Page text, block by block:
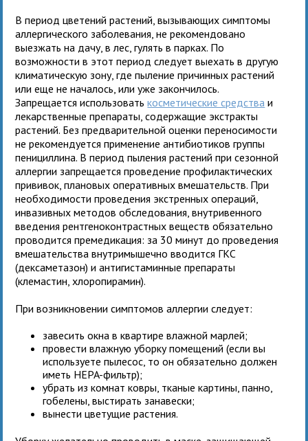
В период цветений растений, вызывающих симптомы
аллергического заболевания, не рекомендовано
выезжать на дачу, в лес, гулять в парках. По
возможности в этот период следует выехать в другую
климатическую зону, где пыление причинных растений
или еще не началось, или уже закончилось.
Запрещается использоватькосметические средства и
лекарственные препараты, содержащие экстракты
растений. Без предварительной оценки переносимости
не рекомендуется применение антибиотиков группы
пенициллина. В период пыления растений при сезонной
аллергии запрещается проведение профилактических
прививок, плановых оперативных вмешательств. При
необходимости проведения экстренных операций,
инвазивных методов обследования, внутривенного
введения рентгеноконтрастных веществ обязательно
проводится премедикация: за 30 минут до проведения
вмешательства внутримышечно вводится ГКС
(дексаметазон) и антигистаминные препараты
(клемастин, хлоропирамин).
При возникновении симптомов аллергии следует:
завесить окна в квартире влажной марлей;
провести влажную уборку помещений (если вы
используете пылесос, то он обязательно должен
иметь HEPA-фильтр);
убрать из комнат ковры, тканые картины, панно,
гобелены, выстирать занавески;
вынести цветущие растения.